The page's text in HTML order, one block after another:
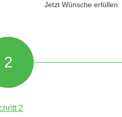
Jetzt Wünsche erfüllen
2
2